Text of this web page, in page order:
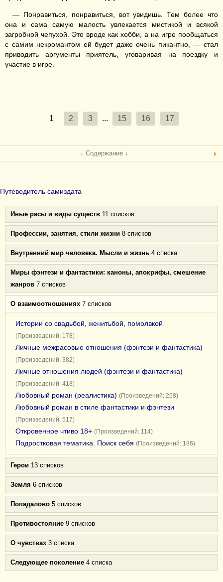
— Понравиться, понравиться, вот увидишь. Тем более что
она и сама самую малость увлекается мистикой и всякой
загробной чепухой. Это вроде как хобби, а на игре пообщаться
с самим некромантом ей будет даже очень пикантно, — стал
приводить аргументы приятель, уговаривая на поездку и
участие в игре.
1 2 3 ... 15 16 17
↓ Содержание ↓
Путеводитель самиздата
Иные расы и виды существ 11 списков
Профессии, занятия, стили жизни 8 списков
Внутренний мир человека. Мысли и жизнь 4 списка
Миры фэнтези и фантастики: каноны, апокрифы, смешение
жанров 7 списков
О взаимоотношениях 7 списков
Истории со свадьбой, женитьбой, помолвкой
(Произведений: 178)
Личные межрасовые отношения (фэнтези и фантастика)
(Произведений: 382)
Личные отношения людей (фэнтези и фантастика)
(Произведений: 418)
Любовный роман (реалистика) (Произведений: 268)
Любовный роман в стиле фантастики и фэнтези
(Произведений: 517)
Откровенное чтиво 18+ (Произведений: 114)
Подростковая тематика. Поиск себя (Произведений: 186)
Герои 13 списков
Земля 6 списков
Попадалово 5 списков
Противостояние 9 списков
О чувствах 3 списка
Следующее поколение 4 списка